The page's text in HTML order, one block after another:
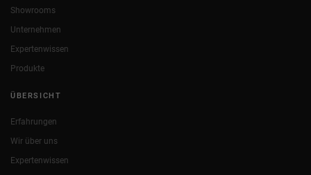
Showrooms
Unternehmen
Expertenwissen
Produkte
ÜBERSICHT
Erfahrungen
Wir über uns
Expertenwissen